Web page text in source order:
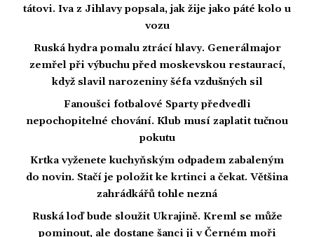
tátovi. Iva z Jihlavy popsala, jak žije jako páté kolo u
vozu
Ruská hydra pomalu ztrácí hlavy. Generálmajor
zemřel při výbuchu před moskevskou restaurací,
když slavil narozeniny šéfa vzdušných sil
Fanoušci fotbalové Sparty předvedli
nepochopitelné chování. Klub musí zaplatit tučnou
pokutu
Krtka vyženete kuchyňským odpadem zabaleným
do novin. Stačí je položit ke krtinci a čekat. Většina
zahrádkářů tohle nezná
Ruská loď bude sloužit Ukrajině. Kreml se může
pominout, ale dostane šanci ji v Černém moři